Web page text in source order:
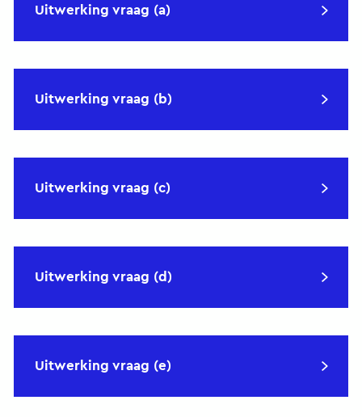
Uitwerking vraag (a)
Uitwerking vraag (b)
Uitwerking vraag (c)
Uitwerking vraag (d)
Uitwerking vraag (e)